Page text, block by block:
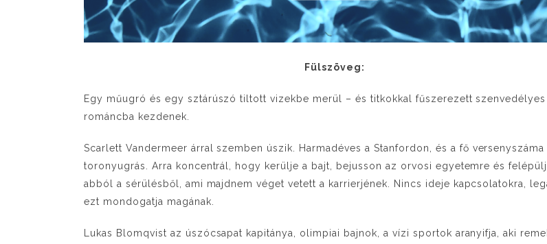
Fülszöveg:
Egy műugró és egy sztárúszó tiltott vizekbe merül – és titkokkal fűszerezett szenvedélyes
románcba kezdenek.
Scarlett Vandermeer árral szemben úszik. Harmadéves a Stanfordon, és a fő versenyszáma
toronyugrás. Arra koncentrál, hogy kerülje a bajt, bejusson az orvosi egyetemre és
abból a sérülésből, ami majdnem véget vetett a karrierjének. Nincs ideje kapcsolatokra,
ezt mondogatja magának.
Lukas Blomqvist az úszócsapat kapitánya, olimpiai bajnok, a vízi sportok aranyifja, aki